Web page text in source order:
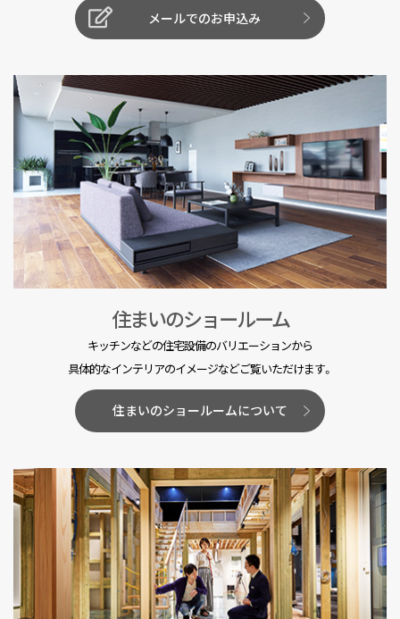
メールでのお申込み
住まいのショールーム
キッチンなどの住宅設備のバリエーションから
具体的なインテリアのイメージなどご覧いただけます。
住まいのショールームについて